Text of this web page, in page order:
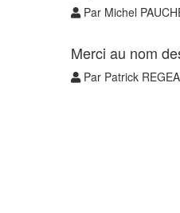
Par Michel
Merci au nom
Par Patrick